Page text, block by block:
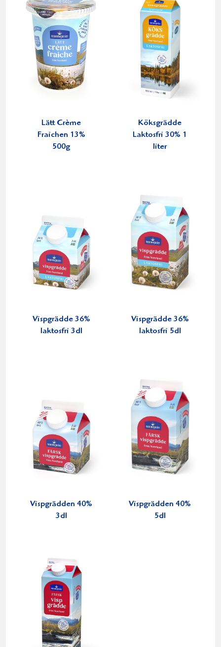
Lätt Crème
Fraichen 13%
500g
Köksgrädde
Laktosfri 30% 1
liter
Vispgrädde 36%
laktosfri 3dl
Vispgrädde 36%
laktosfri 5dl
Vispgrädden 40%
3dl
Vispgrädden 40%
5dl